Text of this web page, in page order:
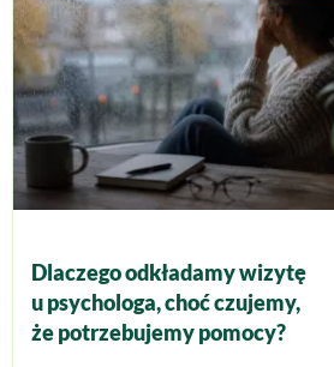
Dlaczego odkładamy wizytę
u psychologa, choć czujemy,
że potrzebujemy pomocy?